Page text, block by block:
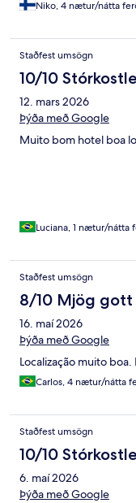
Niko, 4 nætur/nátta
Staðfest umsögn
10/10
12. mars 2026
Þýða með Google
Muito bom hotel boa
Luciana, 1 nætur/nátta
Staðfest umsögn
8/10 Mjög gott
16. maí 2026
Þýða með Google
Localização muito
Carlos, 4 nætur/nátta
Staðfest umsögn
10/10
6. maí 2026
Þýða með Google